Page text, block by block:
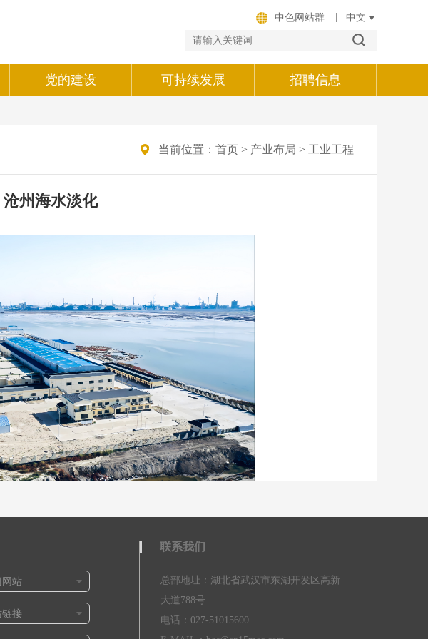
中色网站群
党的建设 可持续发展 招聘信息
当前位置： 首页 > 产业布局 > 工业工程
沧州海水淡化
联系我们
总部地址：湖北省武汉市东湖开发区高新
大道788号
电话：027-51015600